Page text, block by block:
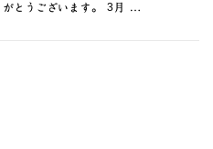
がとうございます。 3月 …